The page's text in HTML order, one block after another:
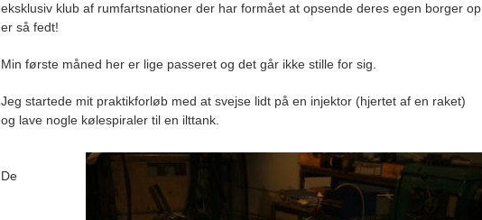
eksklusiv klub af rumfartsnationer der har formået at opsende deres egen borger op
er så fedt!
Min første måned her er lige passeret og det går ikke stille for sig.
Jeg startede mit praktikforløb med at svejse lidt på en injektor (hjertet af en raket)
og lave nogle kølespiraler til en ilttank.
De